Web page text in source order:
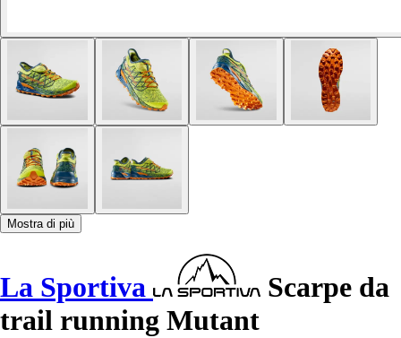
Mostra di più
La Sportiva
Scarpe da
trail running Mutant